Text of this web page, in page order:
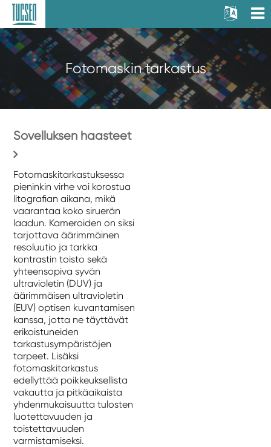
Fotomaskin tarkastus
Sovelluksen haasteet
Fotomaskitarkastuksessa
pieninkin virhe voi korostua
litografian aikana, mikä
vaarantaa koko siruerän
laadun. Kameroiden on siksi
tarjottava äärimmäinen
resoluutio ja tarkka
kontrastin toisto sekä
yhteensopiva syvän
ultravioletin (DUV) ja
äärimmäisen ultravioletin
(EUV) optisen kuvantamisen
kanssa, jotta ne täyttävät
erikoistuneiden
tarkastusympäristöjen
tarpeet. Lisäksi
fotomaskitarkastus
edellyttää poikkeuksellista
vakautta ja pitkäaikaista
yhdenmukaisuutta tulosten
luotettavuuden ja
toistettavuuden
varmistamiseksi.